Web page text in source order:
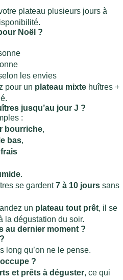
plateau plusieurs jours à
Noël ?
les envies
pour un plateau mixte huîtres +
jusqu’au jour J ?
:
bourriche,
bas,
frais
.
se gardent7 à 10 jours sans
un plateau tout prêt, il se
la dégustation du soir.
au dernier moment ?
long qu’on ne le pense.
occupe ?
et prêts à déguster, ce qui